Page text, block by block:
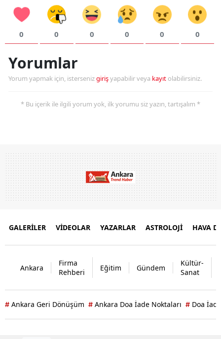
0 0 0 0 0 0
Yorumlar
Yorum yapmak için, istersenizgirişyapabilir veya kayıt olabilirsiniz.
* Bu içerik ile ilgili yorum yok, ilk yorumu siz yazın, tartışalım *
GALERİLER VİDEOLAR YAZARLAR ASTROLOJİ HAVA
Ankara
Firma
Rehberi
Eğitim Gündem
Kültür-
Sanat
# Ankara Geri Dönüşüm # Ankara Doa İade Noktaları # Doa